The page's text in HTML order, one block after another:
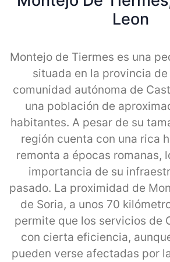
Leon
Montejo de Tiermes es una
situada en la provincia de
comunidad autónoma de
una población de
habitantes. A pesar de su
región cuenta con una rica
remonta a épocas romanas,
importancia de su
pasado. La proximidad de
de Soria, a unos 70
permite que los servicios de
con cierta eficiencia,
pueden verse afectadas por